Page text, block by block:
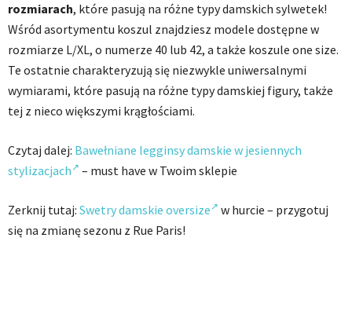
rozmiarach, które pasują na różne typy damskich sylwetek!
Wśród asortymentu koszul znajdziesz modele dostępne w
rozmiarze L/XL, o numerze 40 lub 42, a także koszule one size.
Te ostatnie charakteryzują się niezwykle uniwersalnymi
wymiarami, które pasują na różne typy damskiej figury, także
tej z nieco większymi krągłościami.
Czytaj dalej: Bawełniane legginsy damskie w jesiennych
stylizacjach
– must have w Twoim sklepie
Zerknij tutaj: Swetry damskie oversize
w hurcie – przygotuj
się na zmianę sezonu z Rue Paris!